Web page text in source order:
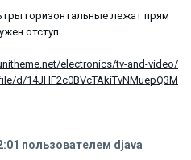
горизонтальные лежат прям
отступ.
electronics/tv-and-video/
d/14JHF2c0BVcTAkiTvNMuepQ3M
пользователем djava